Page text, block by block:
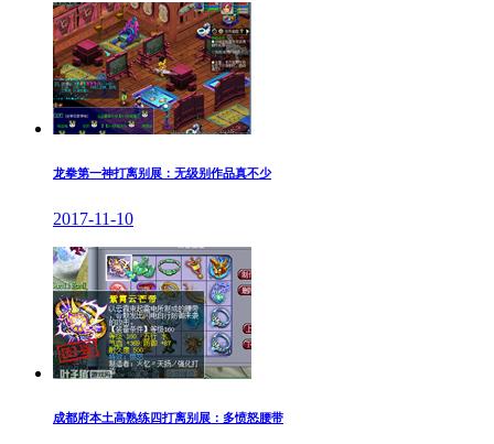
龙拳第一神打离别展：无级别作品真不少
2017-11-10
成都府本土高熟练四打离别展：多愤怒腰带